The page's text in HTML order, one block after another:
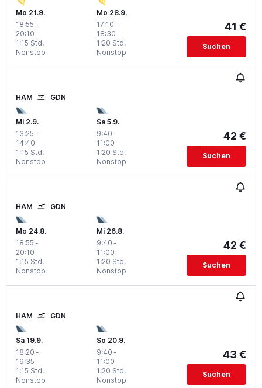
Mo 21.9.
18:55 -
20:10
Nonstop
1:15 Std.
Mo 28.9.
17:10 -
18:30
Nonstop
1:20 Std.
41 €
Suchen
HAM GDN
Mi 2.9.
13:25 -
14:40
Nonstop
1:15 Std.
Sa 5.9.
9:40 -
11:00
Nonstop
1:20 Std.
42 €
Suchen
HAM GDN
Mo 24.8.
18:55 -
20:10
Nonstop
1:15 Std.
Mi 26.8.
9:40 -
11:00
Nonstop
1:20 Std.
42 €
Suchen
HAM GDN
Sa 19.9.
18:20 -
19:35
Nonstop
1:15 Std.
So 20.9.
9:40 -
11:00
Nonstop
1:20 Std.
43 €
Suchen